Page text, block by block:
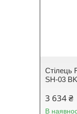
Стілець
SH-03
3 634 ₴
В